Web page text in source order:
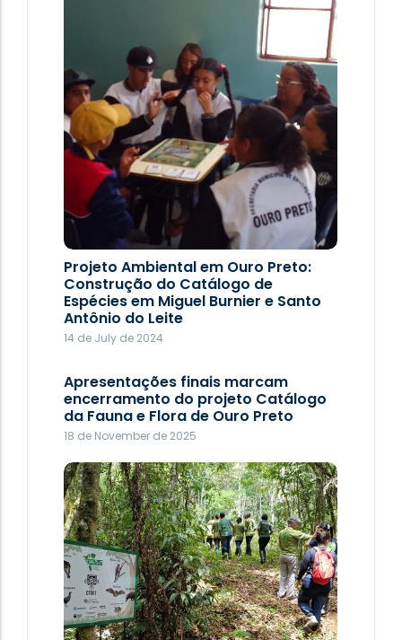
Projeto Ambiental em Ouro Preto:
Construção do Catálogo de
Espécies em Miguel Burnier e Santo
Antônio do Leite
14 de July de 2024
Apresentações finais marcam
encerramento do projeto Catálogo
da Fauna e Flora de Ouro Preto
18 de November de 2025
Projeto Ambiental em Ouro Preto:
Construção do Catálogo de
Espécies em Miguel Burnier e Santo
Antônio do Leite
14 de July de 2024